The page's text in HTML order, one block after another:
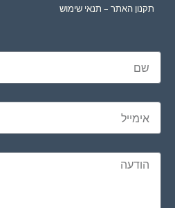
תקנון האתר – תנאי שימוש